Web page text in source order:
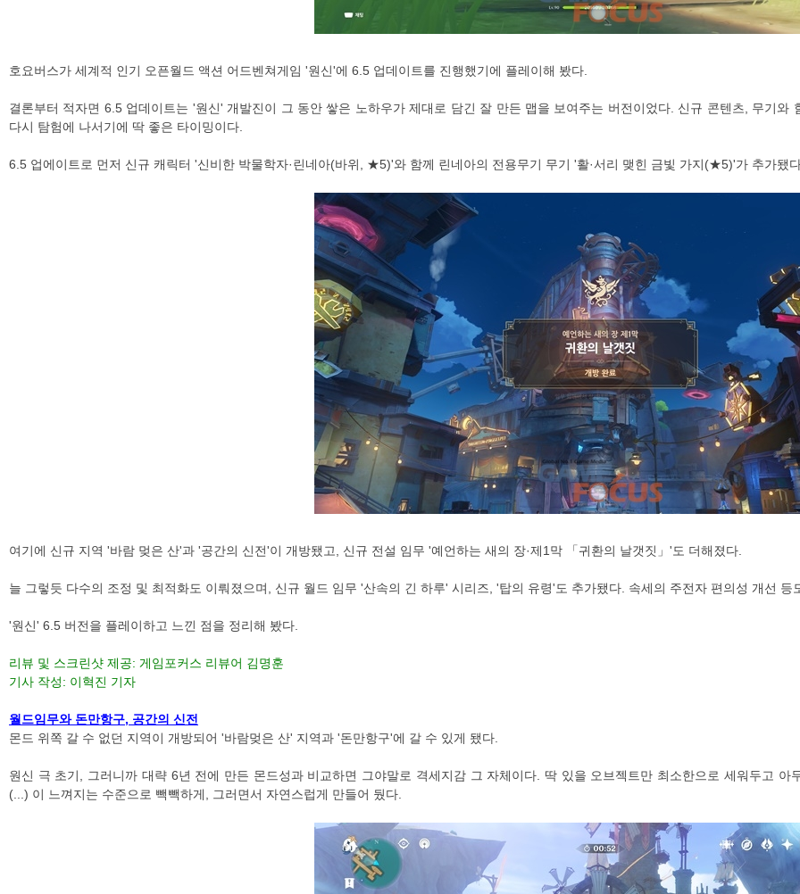
호요버스가 세계적 인기 오픈월드 액션 어드벤쳐게임 '원신'에 6.5 업데이트를 진행했기에 플레이해 봤다.
결론부터 적자면 6.5 업데이트는 '원신' 개발진이 그 동안 쌓은 노하우가 제대로 담긴 잘 만든 맵을 보여주는 버전이었다. 신규 콘텐츠, 무기
다시 탐험에 나서기에 딱 좋은 타이밍이다.
6.5 업에이트로 먼저 신규 캐릭터 '신비한 박물학자·린네아(바위, ★5)'와 함께 린네아의 전용무기 무기 '활·서리 맺힌 금빛 가지(★5)'가 추가됐
여기에 신규 지역 '바람 멎은 산'과 '공간의 신전'이 개방됐고, 신규 전설 임무 '예언하는 새의 장·제1막 「귀환의 날갯짓」'도 더해졌다.
늘 그렇듯 다수의 조정 및 최적화도 이뤄졌으며, 신규 월드 임무 '산속의 긴 하루' 시리즈, '탑의 유령'도 추가됐다. 속세의 주전자 편의성 개선 등
'원신' 6.5 버전을 플레이하고 느낀 점을 정리해 봤다.
리뷰 및 스크린샷 제공: 게임포커스 리뷰어 김명훈
기사 작성: 이혁진 기자
월드임무와 돈만항구, 공간의 신전
몬드 위쪽 갈 수 없던 지역이 개방되어 '바람멎은 산' 지역과 '돈만항구'에 갈 수 있게 됐다.
원신 극 초기, 그러니까 대략 6년 전에 만든 몬드성과 비교하면 그야말로 격세지감 그 자체이다. 딱 있을 오브젝트만 최소한으로 세워두고
(...) 이 느껴지는 수준으로 빽빽하게, 그러면서 자연스럽게 만들어 뒀다.